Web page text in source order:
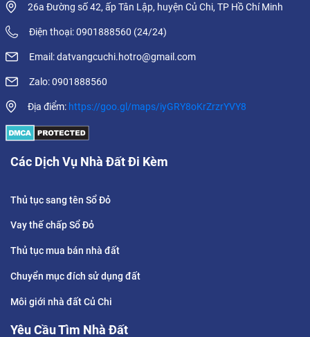
26a Đường số 42, ấp Tân Lập, huyện Củ Chi, TP Hồ Chí Minh
Điện thoại: 0901888560 (24/24)
Email: datvangcuchi.hotro@gmail.com
Zalo: 0901888560
Địa điểm: https://goo.gl/maps/iyGRY8oKrZrzrYVY8
Các Dịch Vụ Nhà Đất Đi Kèm
Thủ tục sang tên Sổ Đỏ
Vay thế chấp Sổ Đỏ
Thủ tục mua bán nhà đất
Chuyển mục đích sử dụng đất
Môi giới nhà đất Củ Chi
Yêu Cầu Tìm Nhà Đất